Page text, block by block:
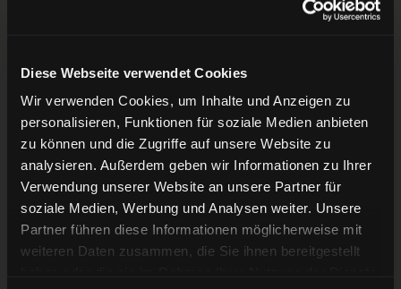
Diese Webseite verwendet Cookies
Wir verwenden Cookies, um Inhalte und Anzeigen zu
personalisieren, Funktionen für soziale Medien anbieten
zu können und die Zugriffe auf unsere Website zu
analysieren. Außerdem geben wir Informationen zu Ihrer
Verwendung unserer Website an unsere Partner für
soziale Medien, Werbung und Analysen weiter. Unsere
Partner führen diese Informationen möglicherweise mit
weiteren Daten zusammen, die Sie ihnen bereitgestellt